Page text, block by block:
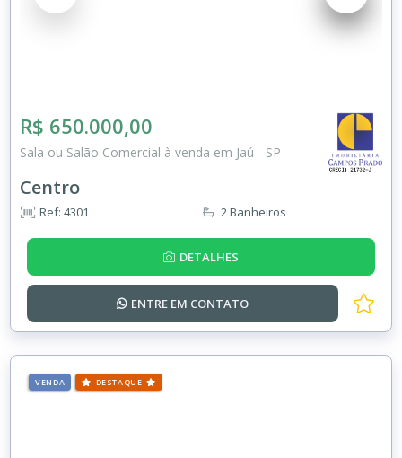
R$ 650.000,00
Sala ou Salão Comercial à venda em Jaú - SP
Centro
Ref: 4301 2 Banheiros
DETALHES
ENTRE EM CONTATO
VENDA DESTAQUE